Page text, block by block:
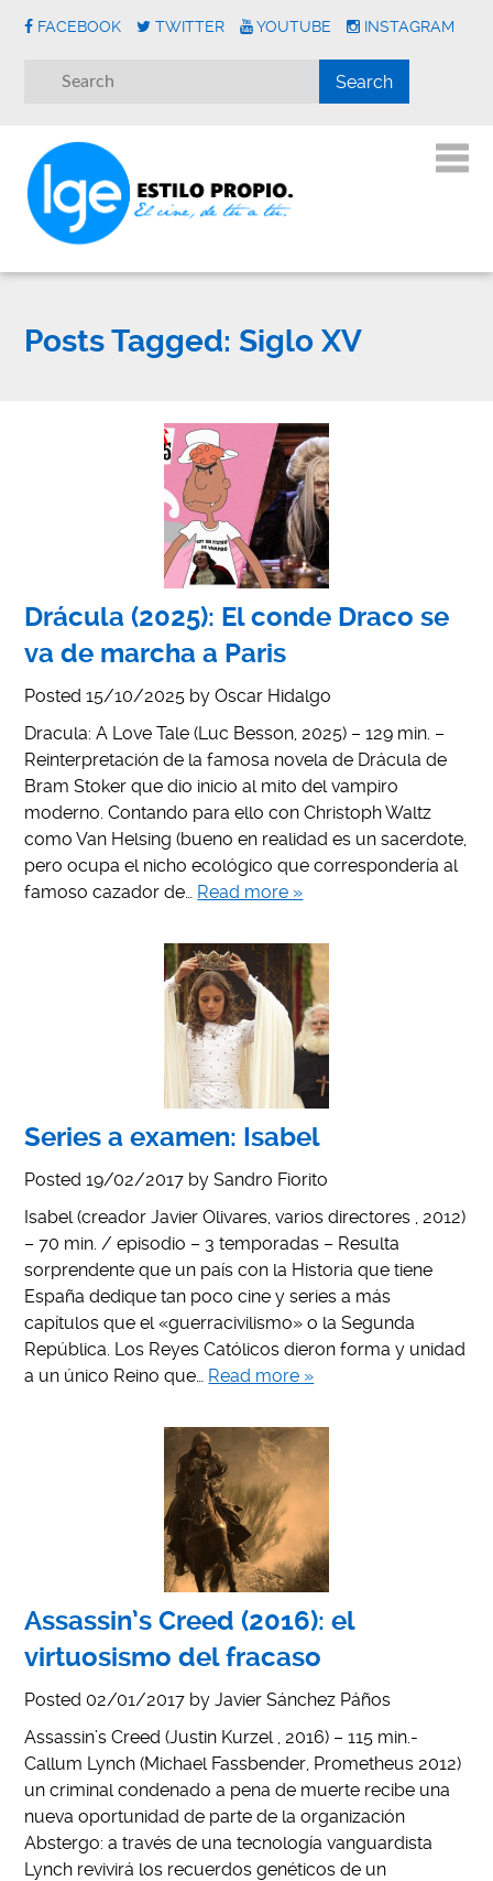
FACEBOOK TWITTER YOUTUBE INSTAGRAM
Posts Tagged: Siglo XV
Drácula (2025): El conde Draco se
va de marcha a Paris
Posted15/10/2025 byOscar Hidalgo
Dracula: A Love Tale (Luc Besson, 2025) – 129 min. –
Reinterpretación de la famosa novela de Drácula de
Bram Stoker que dio inicio al mito del vampiro
moderno. Contando para ello con Christoph Waltz
como Van Helsing (bueno en realidad es un sacerdote,
pero ocupa el nicho ecológico que correspondería al
famoso cazador de… Read more »
Series a examen: Isabel
Posted19/02/2017 bySandro Fiorito
Isabel (creador Javier Olivares, varios directores , 2012)
– 70 min. / episodio – 3 temporadas – Resulta
sorprendente que un país con la Historia que tiene
España dedique tan poco cine y series a más
capítulos que el «guerracivilismo» o la Segunda
República. Los Reyes Católicos dieron forma y unidad
a un único Reino que… Read more »
Assassin’s Creed (2016): el
virtuosismo del fracaso
Posted 02/01/2017 byJavier Sánchez Páños
Assassin’s Creed (Justin Kurzel , 2016) – 115 min.-
Callum Lynch (Michael Fassbender, Prometheus 2012)
un criminal condenado a pena de muerte recibe una
nueva oportunidad de parte de la organización
Abstergo: a través de una tecnología vanguardista
Lynch revivirá los recuerdos genéticos de un